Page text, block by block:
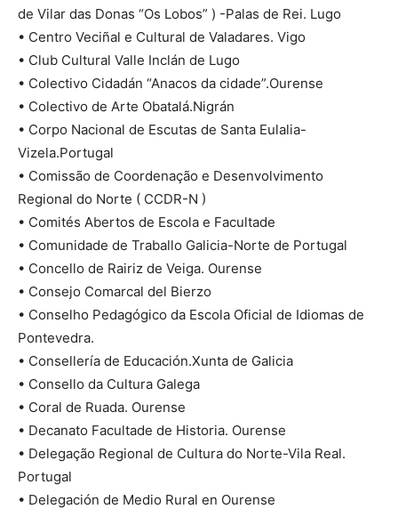
de Vilar das Donas “Os Lobos” ) -Palas de Rei. Lugo
• Centro Veciñal e Cultural de Valadares. Vigo
• Club Cultural Valle Inclán de Lugo
• Colectivo Cidadán “Anacos da cidade”.Ourense
• Colectivo de Arte Obatalá.Nigrán
• Corpo Nacional de Escutas de Santa Eulalia-
Vizela.Portugal
• Comissão de Coordenação e Desenvolvimento
Regional do Norte ( CCDR-N )
• Comités Abertos de Escola e Facultade
• Comunidade de Traballo Galicia-Norte de Portugal
• Concello de Rairiz de Veiga. Ourense
• Consejo Comarcal del Bierzo
• Conselho Pedagógico da Escola Oficial de Idiomas de
Pontevedra.
• Consellería de Educación.Xunta de Galicia
• Consello da Cultura Galega
• Coral de Ruada. Ourense
• Decanato Facultade de Historia. Ourense
• Delegação Regional de Cultura do Norte-Vila Real.
Portugal
• Delegación de Medio Rural en Ourense